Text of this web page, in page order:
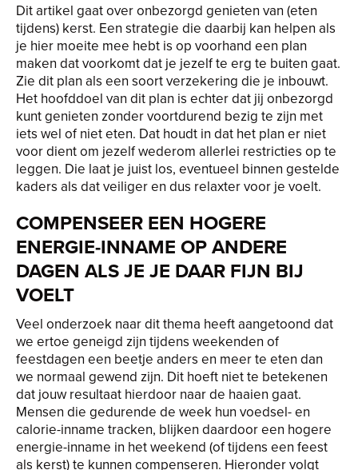
Dit artikel gaat over onbezorgd genieten van (eten
tijdens) kerst. Een strategie die daarbij kan helpen als
je hier moeite mee hebt is op voorhand een plan
maken dat voorkomt dat je jezelf te erg te buiten gaat.
Zie dit plan als een soort verzekering die je inbouwt.
Het hoofddoel van dit plan is echter dat jij onbezorgd
kunt genieten zonder voortdurend bezig te zijn met
iets wel of niet eten. Dat houdt in dat het plan er niet
voor dient om jezelf wederom allerlei restricties op te
leggen. Die laat je juist los, eventueel binnen gestelde
kaders als dat veiliger en dus relaxter voor je voelt.
COMPENSEER EEN HOGERE
ENERGIE-INNAME OP ANDERE
DAGEN ALS JE JE DAAR FIJN BIJ
VOELT
Veel onderzoek naar dit thema heeft aangetoond dat
we ertoe geneigd zijn tijdens weekenden of
feestdagen een beetje anders en meer te eten dan
we normaal gewend zijn. Dit hoeft niet te betekenen
dat jouw resultaat hierdoor naar de haaien gaat.
Mensen die gedurende de week hun voedsel- en
calorie-inname tracken, blijken daardoor een hogere
energie-inname in het weekend (of tijdens een feest
als kerst) te kunnen compenseren. Hieronder volgt